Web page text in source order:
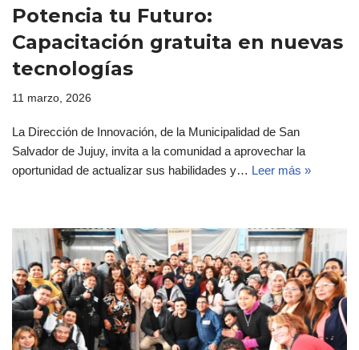
Potencia tu Futuro:
Capacitación gratuita en nuevas
tecnologías
11 marzo, 2026
La Dirección de Innovación, de la Municipalidad de San
Salvador de Jujuy, invita a la comunidad a aprovechar la
oportunidad de actualizar sus habilidades y… Leer más »